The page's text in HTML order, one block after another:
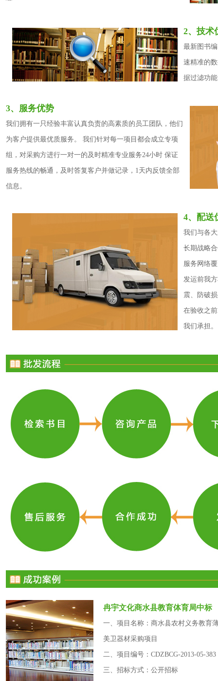
图书
太阳花，原名张贺，毕业于西安美院绘画专业，获学士学位。先后出
了》等20余部，发表儿童文学作品100余篇（部），现为中国美术家
大美术学院特聘教授。
术和动画方向的研究，出版了多部有关儿童美术和动画教育教育方面
获“湖北省文艺明星奖” “湖北省师德先进个人”等荣誉称号。
2、技术
最新图书
速精准的
据过滤功
3、服务优势
我们拥有一只经验丰富认真负责的高素质的员工团队，他们
为客户提供最优质服务。 我们针对每一项目都会成立专项
组，对采购方进行一对一的及时精准专业服务24小时 保证
服务热线的畅通，及时答复客户并做记录，1天内反馈全部
信息。
4、配送
我们与各
长期战略
服务网络
发运前我
震、防破
在验收之
我们承担。
冉宇文化商水县教育体育局中标
一、项目名称：商水县农村义务教育
美卫器材采购项目
二、项目编号：CDZBCG-2013-05-383
三、招标方式：公开招标